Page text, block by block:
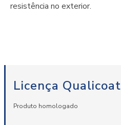
resistência no exterior.
Licença Qualicoat
Produto homologado